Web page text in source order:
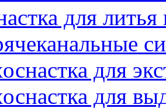
для литья
для
для